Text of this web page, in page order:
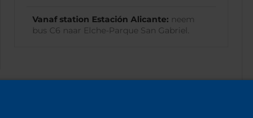
Vanaf station Estación Alicante: neem
bus C6 naar Elche-Parque San Gabriel.